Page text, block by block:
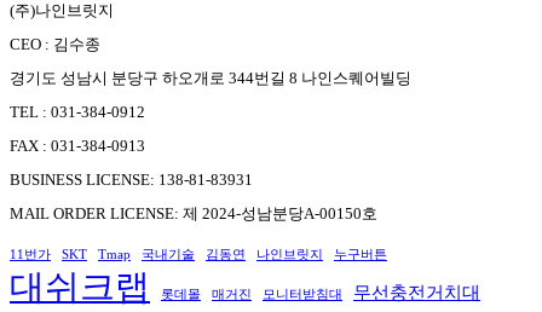
(주)나인브릿지
CEO : 김수종
경기도 성남시 분당구 하오개로 344번길 8 나인스퀘어빌딩
TEL : 031-384-0912
FAX : 031-384-0913
BUSINESS LICENSE: 138-81-83931
MAIL ORDER LICENSE: 제 2024-성남분당A-00150호
11번가 SKT Tmap 국내기술 김동연 나인브릿지 누구버튼
대쉬크랩 롯데몰 매거진 모니터받침대 무선충전거치대